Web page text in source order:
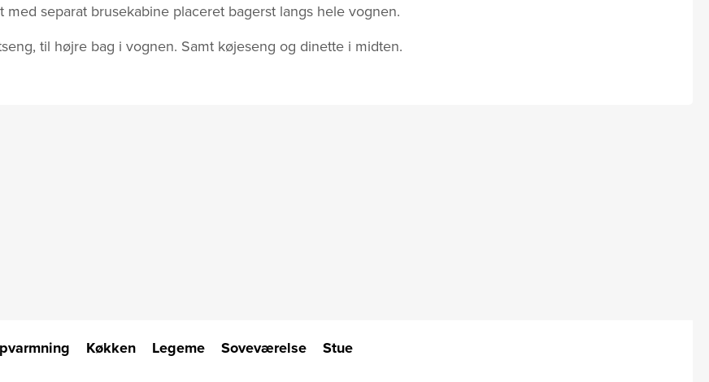
med separat brusekabine placeret bagerst langs hele vognen.
til højre bag i vognen. Samt køjeseng og dinette i midten.
Køkken Legeme Soveværelse Stue